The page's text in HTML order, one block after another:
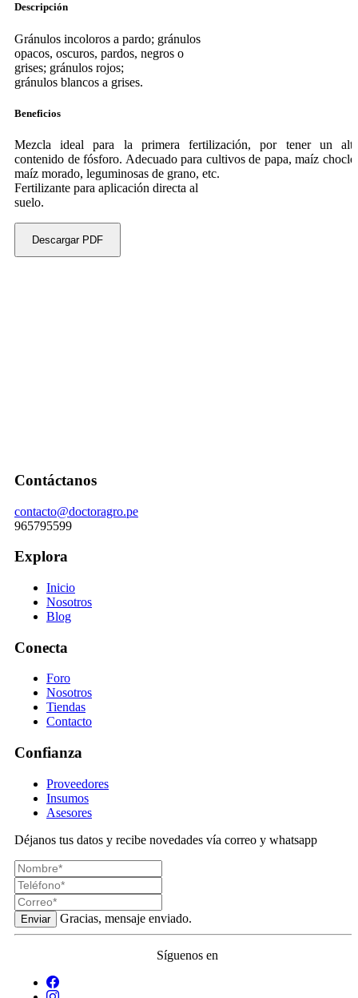
Descripción
Gránulos incoloros a pardo; gránulos
opacos, oscuros, pardos, negros o
grises; gránulos rojos;
gránulos blancos a grises.
Beneficios
Mezcla ideal para la primera fertilización, por tener un
contenido de fósforo. Adecuado para cultivos de papa, maíz
maíz morado, leguminosas de grano, etc.
Fertilizante para aplicación directa al
suelo.
Descargar PDF
Contáctanos
contacto@doctoragro.pe
965795599
Explora
Inicio
Nosotros
Blog
Conecta
Foro
Nosotros
Tiendas
Contacto
Confianza
Proveedores
Insumos
Asesores
Déjanos tus datos y recibe novedades vía correo y whatsapp
Enviar Gracias, mensaje enviado.
Síguenos en